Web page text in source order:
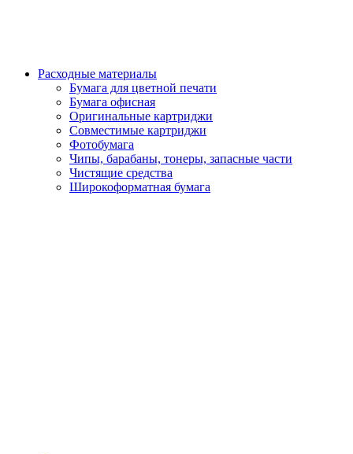
Расходные материалы
Бумага для цветной печати
Бумага офисная
Оригинальные картриджи
Совместимые картриджи
Фотобумага
Чипы, барабаны, тонеры, запасные части
Чистящие средства
Широкоформатная бумага